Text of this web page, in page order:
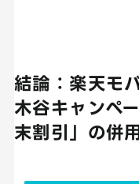
結論：楽天モ
木谷キャンペ
末割引」の併